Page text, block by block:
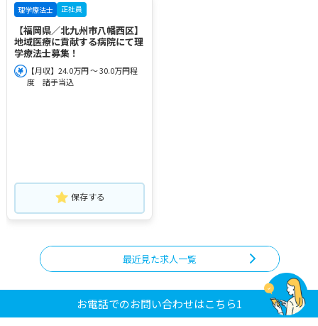
理学療法士 正社員
【福岡県／北九州市八幡西区】
地域医療に貢献する病院にて理
学療法士募集！
【月収】24.0万円 ～ 30.0万円程
度 諸手当込
保存する
最近見た求人一覧
お電話でのお問い合わせはこちら1